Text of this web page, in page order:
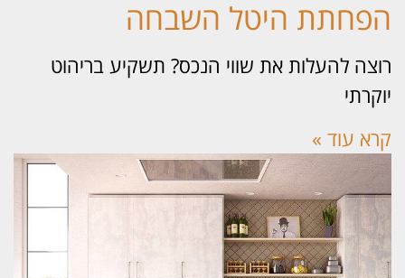
היטל השבחה
להעלות את שווי הנכס? תשקיע בריהוט
עוד »